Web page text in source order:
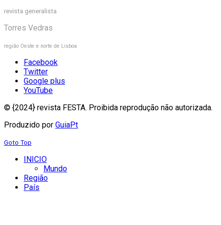
revista generalista
Torres Vedras
região Oeste e norte de Lisboa
Facebook
Twitter
Google plus
YouTube
© {2024} revista FESTA. Proibida reprodução não autorizada.
Produzido por GuiaPt
Goto Top
INICIO
Mundo
Região
País